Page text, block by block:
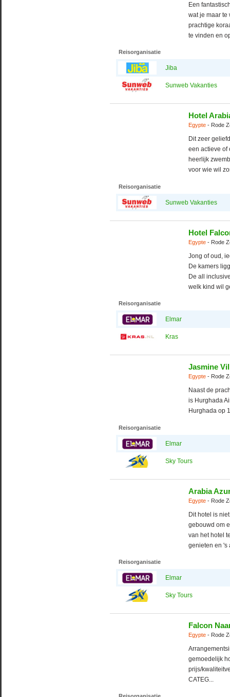
Een
wat je maar te
prachtige
te vinden en
Reisorganisatie
Jiba
Sunweb Vakanties
Hotel
Egypte - Rode
Dit zeer
een actieve of
heerlijk
voor wie wil
Reisorganisatie
Sunweb Vakanties
Hotel
Egypte - Rode
Jong of oud,
De kamers
De all
welk kind wil
Reisorganisatie
Elmar
Kras
Jasmine
Egypte - Rode
Naast de
is Hurghada
Hurghada op
Reisorganisatie
Elmar
Sky Tours
Arabia
Egypte - Rode
Dit hotel is
gebouwd om
van het hotel
genieten en 's
Reisorganisatie
Elmar
Sky Tours
Falcon
Egypte - Rode
gemoedelijk
prijs/
CATEG...